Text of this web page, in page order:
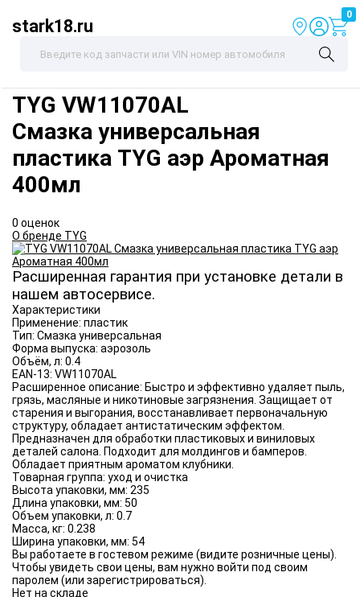
stark18.ru
0
TYG VW11070AL
Смазка универсальная
пластика TYG аэр Ароматная
400мл
0 оценок
О бренде TYG
Расширенная гарантия при установке детали в
нашем автосервисе.
Характеристики
Применение: пластик
Тип: Смазка универсальная
Форма выпуска: аэрозоль
Объём, л: 0.4
EAN-13: VW11070AL
Расширенное описание: Быстро и эффективно удаляет пыль,
грязь, масляные и никотиновые загрязнения. Защищает от
старения и выгорания, восстанавливает первоначальную
структуру, обладает антистатическим эффектом.
Предназначен для обработки пластиковых и виниловых
деталей салона. Подходит для молдингов и бамперов.
Обладает приятным ароматом клубники.
Товарная группа: уход и очистка
Высота упаковки, мм: 235
Длина упаковки, мм: 50
Объем упаковки, л: 0.7
Масса, кг: 0.238
Ширина упаковки, мм: 54
Вы работаете в гостевом режиме (видите розничные цены).
Чтобы увидеть свои цены, вам нужно войти под своим
паролем (или зарегистрироваться).
Нет на складе